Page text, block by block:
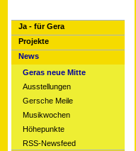
Ja - für Gera
Projekte
News
Geras neue Mitte
Ausstellungen
Gersche Meile
Musikwochen
Höhepunkte
RSS-Newsfeed